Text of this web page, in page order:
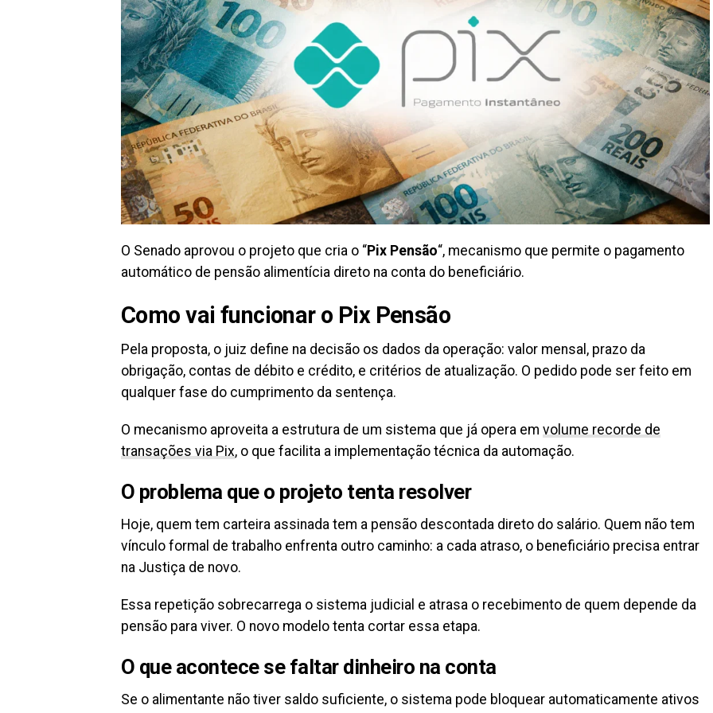
O Senado aprovou o projeto que cria o “Pix Pensão“, mecanismo que permite o pagamento
automático de pensão alimentícia direto na conta do beneficiário.
Como vai funcionar o Pix Pensão
Pela proposta, o juiz define na decisão os dados da operação: valor mensal, prazo da
obrigação, contas de débito e crédito, e critérios de atualização. O pedido pode ser feito em
qualquer fase do cumprimento da sentença.
O mecanismo aproveita a estrutura de um sistema que já opera em volume recorde de
transações via Pix, o que facilita a implementação técnica da automação.
O problema que o projeto tenta resolver
Hoje, quem tem carteira assinada tem a pensão descontada direto do salário. Quem não tem
vínculo formal de trabalho enfrenta outro caminho: a cada atraso, o beneficiário precisa entrar
na Justiça de novo.
Essa repetição sobrecarrega o sistema judicial e atrasa o recebimento de quem depende da
pensão para viver. O novo modelo tenta cortar essa etapa.
O que acontece se faltar dinheiro na conta
Se o alimentante não tiver saldo suficiente, o sistema pode bloquear automaticamente ativos